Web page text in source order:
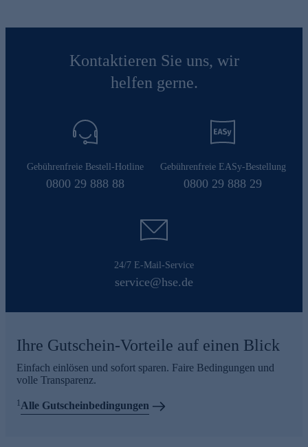
Kontaktieren Sie uns, wir
helfen gerne.
Gebührenfreie Bestell-Hotline
0800 29 888 88
Gebührenfreie EASy-Bestellung
0800 29 888 29
24/7 E-Mail-Service
service@hse.de
Ihre Gutschein-Vorteile auf einen Blick
Einfach einlösen und sofort sparen. Faire Bedingungen und
volle Transparenz.
1Alle Gutscheinbedingungen